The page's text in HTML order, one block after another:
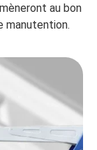
au bon
manutention.